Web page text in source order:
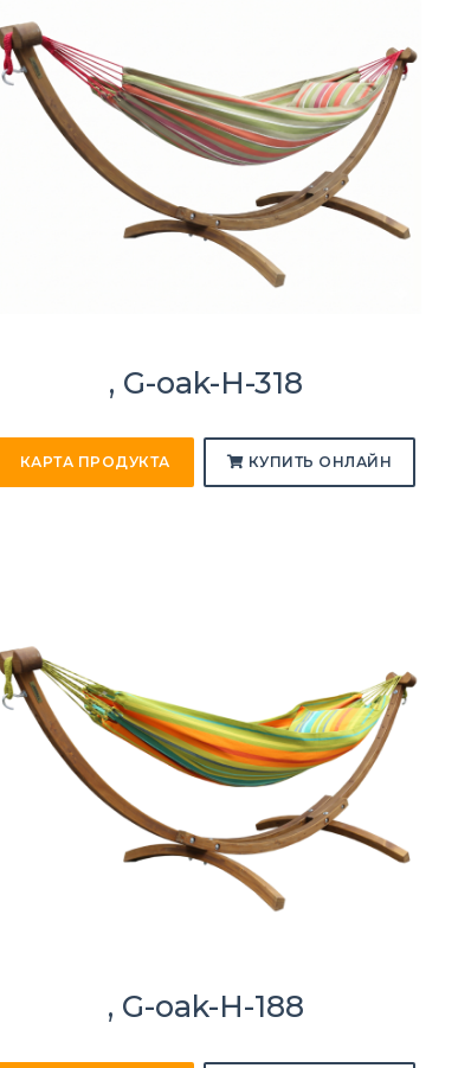
, G-oak-H-318
КАРТА ПРОДУКТА КУПИТЬ ОНЛАЙН
, G-oak-H-188